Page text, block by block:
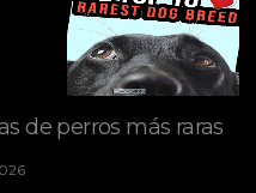
de perros más raras